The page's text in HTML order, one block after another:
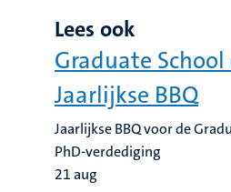
Lees ook
Graduate
Jaarlijkse BBQ
Jaarlijkse BBQ voor de
PhD-verdediging
21aug